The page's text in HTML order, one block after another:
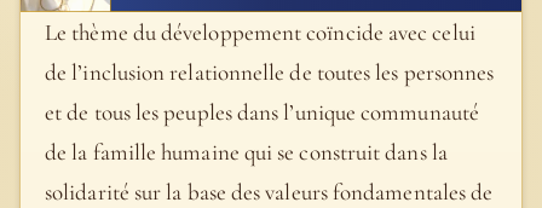
Le thème du développement coïncide avec celui
de l’inclusion relationnelle de toutes les personnes
et de tous les peuples dans l’unique communauté
de la famille humaine qui se construit dans la
solidarité sur la base des valeurs fondamentales de